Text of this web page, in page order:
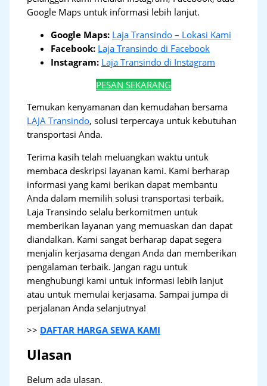
Google Maps untuk informasi lebih lanjut.
Google Maps: Laja Transindo – Lokasi Kami
Facebook: Laja Transindo di Facebook
Instagram: Laja Transindo di Instagram
PESAN SEKARANG
Temukan kenyamanan dan kemudahan bersama
LAJA Transindo, solusi terpercaya untuk kebutuhan
transportasi Anda.
Terima kasih telah meluangkan waktu untuk
membaca deskripsi layanan kami. Kami berharap
informasi yang kami berikan dapat membantu
Anda dalam memilih solusi transportasi terbaik.
Laja Transindo selalu berkomitmen untuk
memberikan layanan yang memuaskan dan dapat
diandalkan. Kami sangat berharap dapat segera
menjalin kerjasama dengan Anda dan memberikan
pengalaman terbaik. Jangan ragu untuk
menghubungi kami untuk informasi lebih lanjut
atau untuk memulai kerjasama. Sampai jumpa di
perjalanan Anda selanjutnya!
>> DAFTAR HARGA SEWA KAMI
Ulasan
Belum ada ulasan.